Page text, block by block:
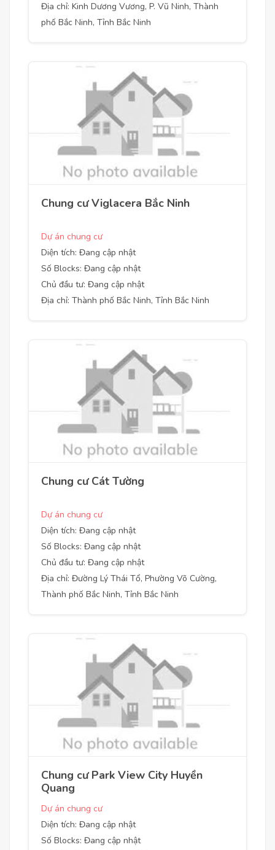
Địa chỉ: Kinh Dương Vương, P. Vũ Ninh, Thành
phố Bắc Ninh, Tỉnh Bắc Ninh
Chung cư Viglacera Bắc Ninh
Dự án chung cư
Diện tích: Đang cập nhật
Số Blocks: Đang cập nhật
Chủ đầu tư: Đang cập nhật
Địa chỉ: Thành phố Bắc Ninh, Tỉnh Bắc Ninh
Chung cư Cát Tường
Dự án chung cư
Diện tích: Đang cập nhật
Số Blocks: Đang cập nhật
Chủ đầu tư: Đang cập nhật
Địa chỉ: Đường Lý Thái Tổ, Phường Võ Cường,
Thành phố Bắc Ninh, Tỉnh Bắc Ninh
Chung cư Park View City Huyền
Quang
Dự án chung cư
Diện tích: Đang cập nhật
Số Blocks: Đang cập nhật